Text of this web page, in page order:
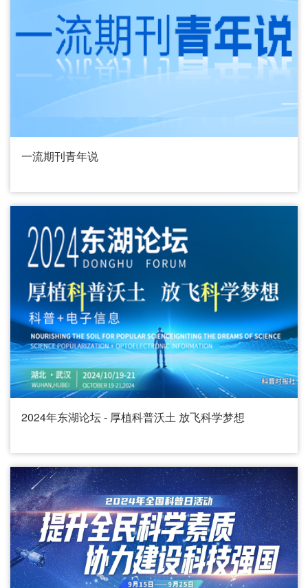
一流期刊青年说
2024年东湖论坛 - 厚植科普沃土 放飞科学梦想